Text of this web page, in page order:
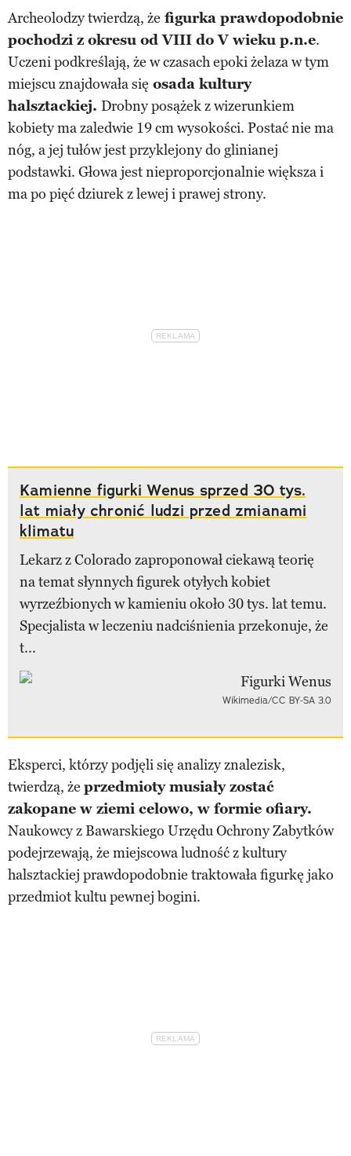
Archeolodzy twierdzą, że figurka prawdopodobnie
pochodzi z okresu od VIII do V wieku p.n.e.
Uczeni podkreślają, że w czasach epoki żelaza w tym
miejscu znajdowała się osada kultury
halsztackiej. Drobny posążek z wizerunkiem
kobiety ma zaledwie 19 cm wysokości. Postać nie ma
nóg, a jej tułów jest przyklejony do glinianej
podstawki. Głowa jest nieproporcjonalnie większa i
ma po pięć dziurek z lewej i prawej strony.
Kamienne figurki Wenus sprzed 30 tys.
lat miały chronić ludzi przed zmianami
klimatu
Lekarz z Colorado zaproponował ciekawą teorię
na temat słynnych figurek otyłych kobiet
wyrzeźbionych w kamieniu około 30 tys. lat temu.
Specjalista w leczeniu nadciśnienia przekonuje, że
t...
Wikimedia/CC BY-SA 3.0
Eksperci, którzy podjęli się analizy znalezisk,
twierdzą, że przedmioty musiały zostać
zakopane w ziemi celowo, w formie ofiary.
Naukowcy z Bawarskiego Urzędu Ochrony Zabytków
podejrzewają, że miejscowa ludność z kultury
halsztackiej prawdopodobnie traktowała figurkę jako
przedmiot kultu pewnej bogini.